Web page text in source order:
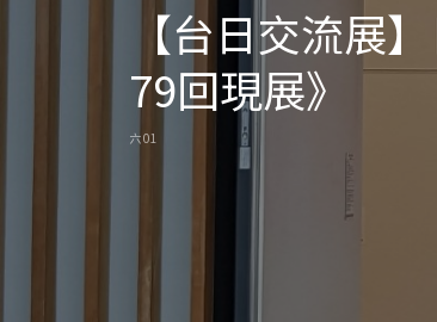
【台日交流展
79回現展》
六 01